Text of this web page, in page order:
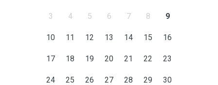
3 4 5 6 7 8 9
10 11 12 13 14 15 16
17 18 19 20 21 22 23
24 25 26 27 28 29 30